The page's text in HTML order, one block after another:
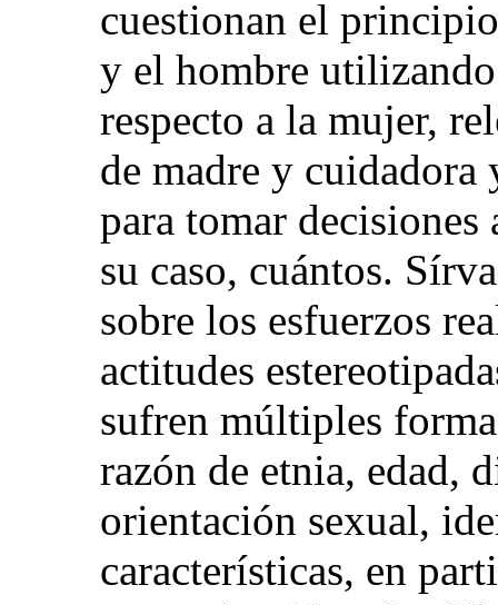
cuestionan el
y el hombre
respecto a la mujer,
de madre y cuidadora
para tomar decisiones
su caso, cuántos.
sobre los esfuerzos
actitudes
sufren múltiples
razón de etnia, edad,
orientación sexual,
características, en